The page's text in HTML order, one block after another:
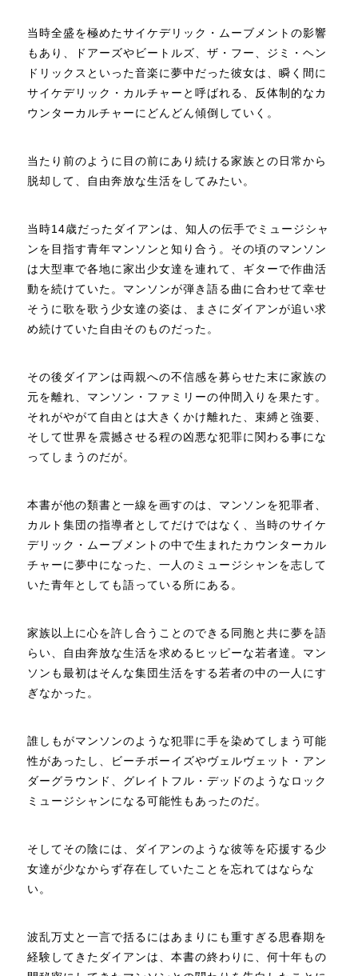
当時全盛を極めたサイケデリック・ムーブメントの影響
もあり、ドアーズやビートルズ、ザ・フー、ジミ・ヘン
ドリックスといった音楽に夢中だった彼女は、瞬く間に
サイケデリック・カルチャーと呼ばれる、反体制的なカ
ウンターカルチャーにどんどん傾倒していく。
当たり前のように目の前にあり続ける家族との日常から
脱却して、自由奔放な生活をしてみたい。
当時14歳だったダイアンは、知人の伝手でミュージシャ
ンを目指す青年マンソンと知り合う。その頃のマンソン
は大型車で各地に家出少女達を連れて、ギターで作曲活
動を続けていた。マンソンが弾き語る曲に合わせて幸せ
そうに歌を歌う少女達の姿は、まさにダイアンが追い求
め続けていた自由そのものだった。
その後ダイアンは両親への不信感を募らせた末に家族の
元を離れ、マンソン・ファミリーの仲間入りを果たす。
それがやがて自由とは大きくかけ離れた、束縛と強要、
そして世界を震撼させる程の凶悪な犯罪に関わる事にな
ってしまうのだが。
本書が他の類書と一線を画すのは、マンソンを犯罪者、
カルト集団の指導者としてだけではなく、当時のサイケ
デリック・ムーブメントの中で生まれたカウンターカル
チャーに夢中になった、一人のミュージシャンを志して
いた青年としても語っている所にある。
家族以上に心を許し合うことのできる同胞と共に夢を語
らい、自由奔放な生活を求めるヒッピーな若者達。マン
ソンも最初はそんな集団生活をする若者の中の一人にす
ぎなかった。
誰しもがマンソンのような犯罪に手を染めてしまう可能
性があったし、ビーチボーイズやヴェルヴェット・アン
ダーグラウンド、グレイトフル・デッドのようなロック
ミュージシャンになる可能性もあったのだ。
そしてその陰には、ダイアンのような彼等を応援する少
女達が少なからず存在していたことを忘れてはならな
い。
波乱万丈と一言で括るにはあまりにも重すぎる思春期を
経験してきたダイアンは、本書の終わりに、何十年もの